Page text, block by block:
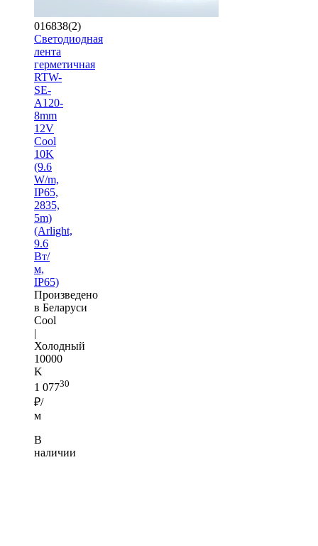
016838(2)
Светодиодная
лента
герметичная
RTW-
SE-
A120-
8mm
12V
Cool
10K
(9.6
W/m,
IP65,
2835,
5m)
(Arlight,
9.6
Вт/
м,
IP65)
Произведено
в Беларуси
Cool
|
Холодный
10000
K
1 07730
₽/
м
В
наличии